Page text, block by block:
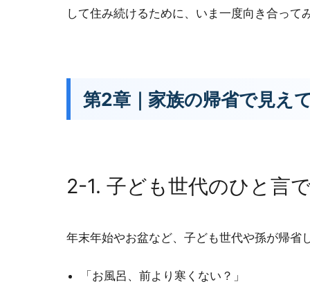
して住み続けるために、いま一度向き合って
第2章｜家族の帰省で見え
2-1. 子ども世代のひと言
年末年始やお盆など、子ども世代や孫が帰
「お風呂、前より寒くない？」